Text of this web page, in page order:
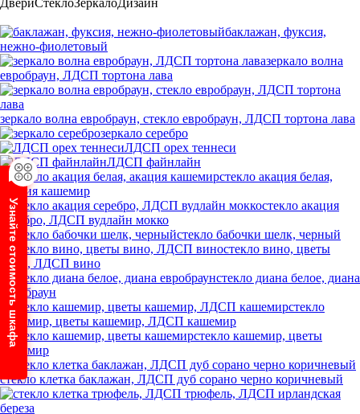
баклажан, фуксия,
нежно-фиолетовый
зеркало волна
евробраун, ЛДСП тортона лава
зеркало волна евробраун, стекло евробраун, ЛДСП тортона лава
зеркало серебро
ЛДСП орех теннеси
ЛДСП файнлайн
стекло акация белая,
акация кашемир
стекло акация
серебро, ЛДСП вудлайн мокко
стекло бабочки шелк, черный
стекло вино, цветы
вино, ЛДСП вино
стекло диана белое, диана
евробраун
стекло
кашемир, цветы кашемир, ЛДСП кашемир
стекло кашемир, цветы
кашемир
стекло клетка баклажан, ЛДСП дуб сорано черно коричневый
Узнайте стоимость шкафа